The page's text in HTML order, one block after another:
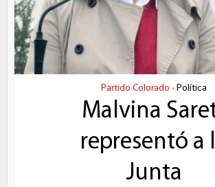
Partido Colorado • Política
Malvina
representó a
Junta